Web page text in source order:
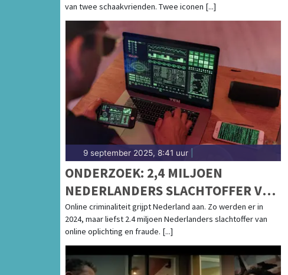
van twee schaakvrienden. Twee iconen [...]
9 september 2025, 8:41 uur
ONDERZOEK: 2,4 MILJOEN
NEDERLANDERS SLACHTOFFER VAN
ONLINE CRIMINALITEIT IN 2024
Online criminaliteit grijpt Nederland aan. Zo werden er in
2024, maar liefst 2.4 miljoen Nederlanders slachtoffer van
online oplichting en fraude. [...]